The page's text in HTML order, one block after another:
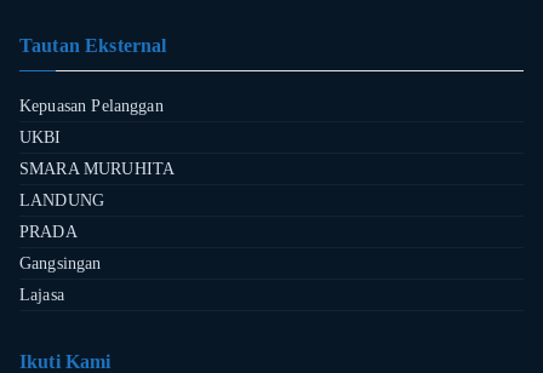
Tautan Eksternal
Kepuasan Pelanggan
UKBI
SMARA MURUHITA
LANDUNG
PRADA
Gangsingan
Lajasa
Ikuti Kami